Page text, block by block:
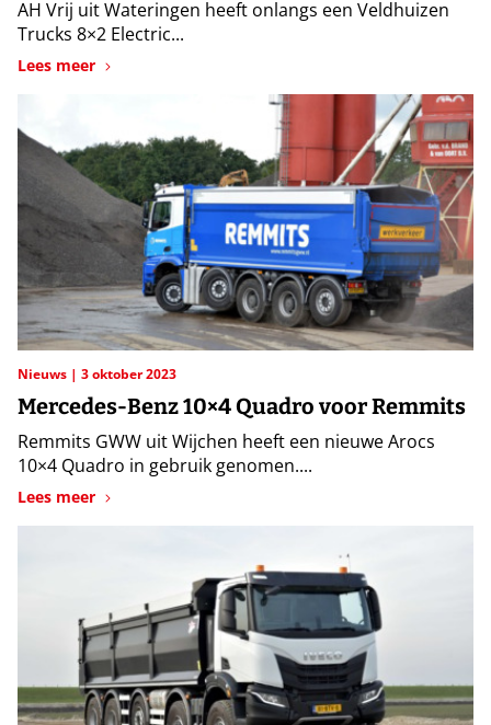
AH Vrij uit Wateringen heeft onlangs een Veldhuizen
Trucks 8×2 Electric...
Lees meer
Nieuws 3 oktober 2023
Mercedes-Benz 10×4 Quadro voor Remmits
Remmits GWW uit Wijchen heeft een nieuwe Arocs
10×4 Quadro in gebruik genomen....
Lees meer